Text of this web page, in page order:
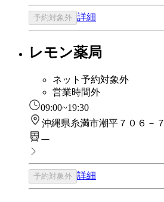
予約対象外 詳細
レモン薬局
ネット予約対象外
営業時間外
09:00~19:30
沖縄県糸満市潮平７０６－７
ー
予約対象外 詳細